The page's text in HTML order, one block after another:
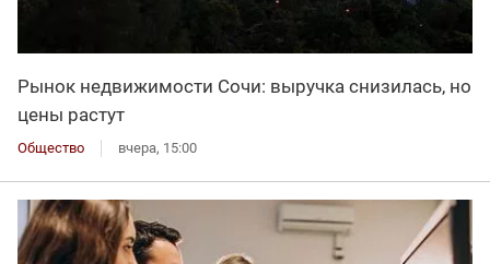
Рынок недвижимости Сочи: выручка снизилась, но
цены растут
Общество вчера, 15:00